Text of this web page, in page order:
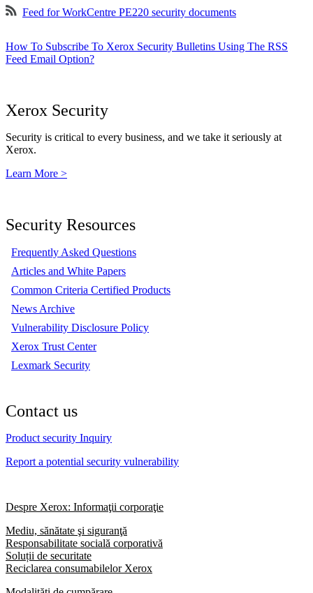
Feed for WorkCentre PE220 security documents
How To Subscribe To Xerox Security Bulletins Using The RSS
Feed Email Option?
Xerox Security
Security is critical to every business, and we take it seriously at
Xerox.
Learn More >
Security Resources
Frequently Asked Questions
Articles and White Papers
Common Criteria Certified Products
News Archive
Vulnerability Disclosure Policy
Xerox Trust Center
Lexmark Security
Contact us
Product security Inquiry
Report a potential security vulnerability
Despre Xerox: Informaţii corporaţie
Mediu, sănătate şi siguranţă
Responsabilitate socială corporativă
Soluții de securitate
Reciclarea consumabilelor Xerox